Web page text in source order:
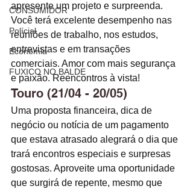
CONSUMIDOR
Polícial
Economia
FUXICO NO BALDE
apresente um projeto e surpreenda.
Você terá excelente desempenho nas
reuniões de trabalho, nos estudos,
entrevistas e em transações
comerciais. Amor com mais segurança
e paixão. Reencontros à vista!
Touro (21/04 - 20/05)
Uma proposta financeira, dica de
negócio ou notícia de um pagamento
que estava atrasado alegrará o dia que
trará encontros especiais e surpresas
gostosas. Aproveite uma oportunidade
que surgirá de repente, mesmo que